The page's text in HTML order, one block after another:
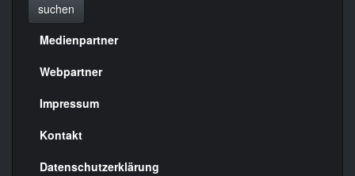
suchen
Menülinks
rechte
Seite
Medienpartner
Webpartner
Impressum
Kontakt
Datenschutzerklärung